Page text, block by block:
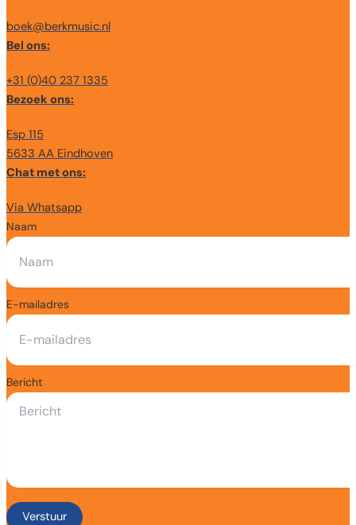
boek@berkmusic.nl
Bel ons:
+31 (0)40 237 1335
Bezoek ons:
Esp 115
5633 AA Eindhoven
Chat met ons:
Via Whatsapp
Naam
E-mailadres
Bericht
Verstuur